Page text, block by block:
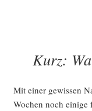
Kurz:
Mit einer gewis­sen
Wochen noch eini­ge